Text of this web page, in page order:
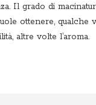
Il grado di
ottenere, qualche
altre volte l’aroma.